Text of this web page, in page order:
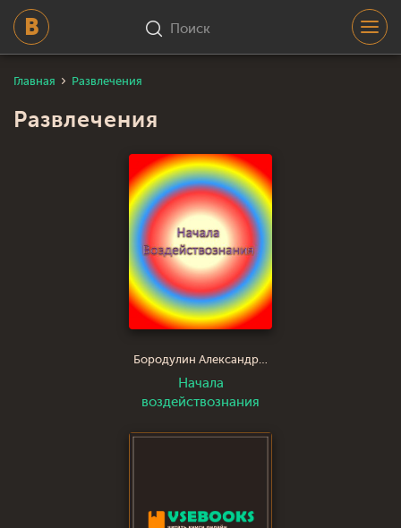
Поиск
Главная Развлечения
Развлечения
Бородулин Александр Иванович saci
Начала
воздействознания